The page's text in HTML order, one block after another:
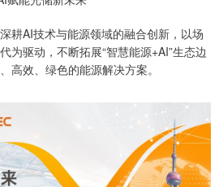
耕AI技术与能源领域的融合创新，以场
为驱动，不断拓展“智慧能源+AI”生态边
高效、绿色的能源解决方案。